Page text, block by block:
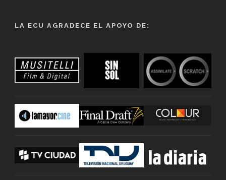
LA ECU AGRADECE EL APOYO DE: